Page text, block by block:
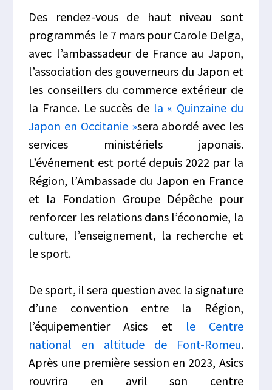
Des rendez-vous de haut niveau sont
programmés le 7 mars pour Carole Delga,
avec l’ambassadeur de France au Japon,
l’association des gouverneurs du Japon et
les conseillers du commerce extérieur de
la France. Le succès de la « Quinzaine du
Japon en Occitanie »sera abordé avec les
services ministériels japonais.
L’événement est porté depuis 2022 par la
Région, l’Ambassade du Japon en France
et la Fondation Groupe Dépêche pour
renforcer les relations dans l’économie, la
culture, l’enseignement, la recherche et
le sport.
De sport, il sera question avec la signature
d’une convention entre la Région,
l’équipementier Asics et le Centre
national en altitude de Font-Romeu.
Après une première session en 2023, Asics
rouvrira en avril son centre